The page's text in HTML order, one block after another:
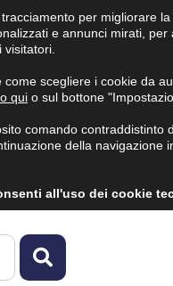
NEWS E
per migliorare
e annunci mirati,
come scegliere i cookie da
qui o sul bottone
comando contraddistinto
della navigazione
all'uso dei cookie